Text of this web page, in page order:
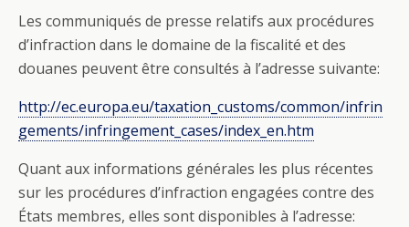
Les communiqués de presse relatifs aux procédures
d’infraction dans le domaine de la fiscalité et des
douanes peuvent être consultés à l’adresse suivante:
http://ec.europa.eu/taxation_customs/common/infrin
gements/infringement_cases/index_en.htm
Quant aux informations générales les plus récentes
sur les procédures d’infraction engagées contre des
États membres, elles sont disponibles à l’adresse: